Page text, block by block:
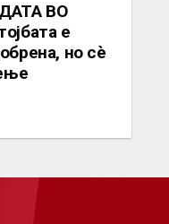
ВО
е
но сè